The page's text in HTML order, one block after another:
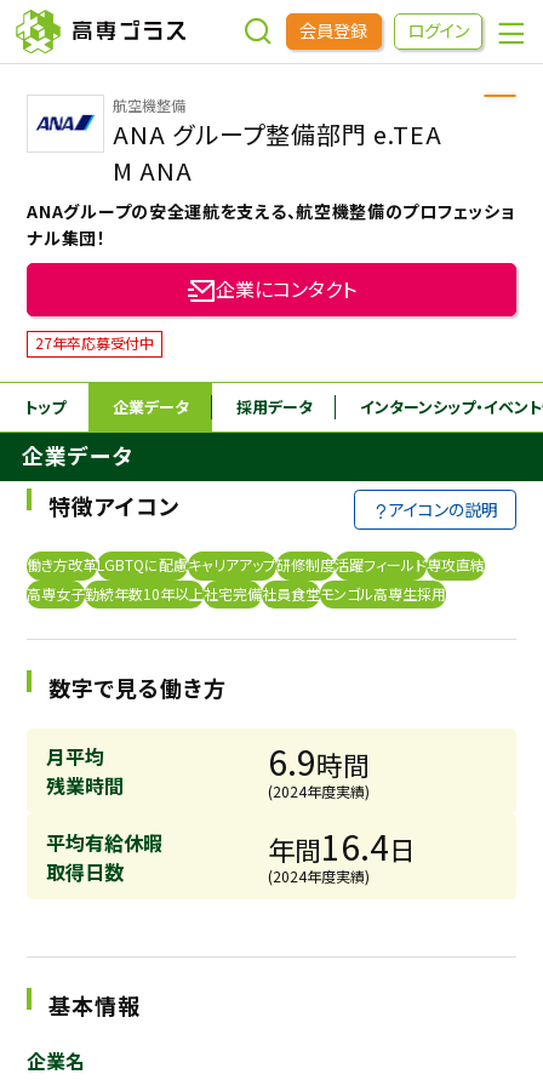
会員登録 ログイン
企業をさがす
進学先をさがす
インターンシップ・イベントをさがす
高専OBOGをさがす
高専プラスセミナー
高専生コミュニティ
めもらす
本科5年生・専攻科2年生向け 採用継続中の企業特集
航空機整備
ANA グループ整備部門 e.TEA
M ANA
ANAグループの安全運航を支える、航空機整備のプロフェッショ
ナル集団！
企業にコンタクト
27年卒応募受付中
トップ 企業データ 採用データ インターンシップ・イベン
企業データ
特徴アイコン
アイコンの説明
働き方改革LGBTQに配慮キャリアアップ研修制度活躍フィールド専攻直結
高専女子勤続年数10年以上社宅完備社員食堂モンゴル高専生採用
数字で見る働き方
月平均
残業時間
6.9時間
(2024年度実績)
平均有給休暇
取得日数
年間16.4日
(2024年度実績)
基本情報
企業名